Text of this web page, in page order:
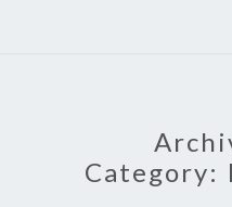
Category: